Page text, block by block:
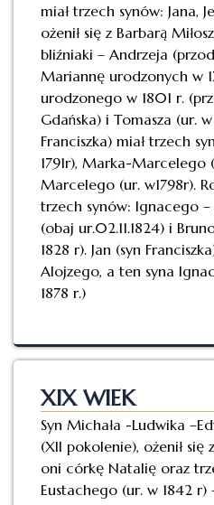
miał trzech synów: Jana,
ożenił się z Barbarą
bliźniaki – Andrzeja
Mariannę urodzonych w
urodzonego w 1801 r.
Gdańska) i Tomasza (ur.
Franciszka) miał trzech
1791r), Marka-Marcelego
Marcelego (ur. w1798r).
trzech synów: Ignacego –
(obaj ur.02.11.1824) i
1828 r). Jan (syn
Alojzego, a ten syna
1878 r.)
XIX WIEK
Syn Michała -Ludwika
(XII pokolenie), ożenił
oni córkę Natalię oraz
Eustachego (ur. w 1842